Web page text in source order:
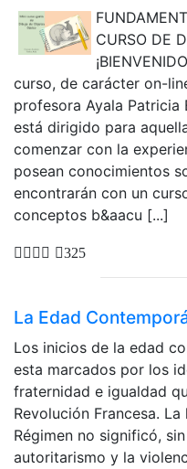
CURSO DE
curso, de carácter on-
profesora Ayala Patricia
está dirigido para
comenzar con la
posean conocimientos
encontrarán con un
conceptos b&aacu [...]
325
La Edad
Los inicios de la edad
esta marcados por los
fraternidad e igualdad
Revolución Francesa.
Régimen no significó,
autoritarismo y la